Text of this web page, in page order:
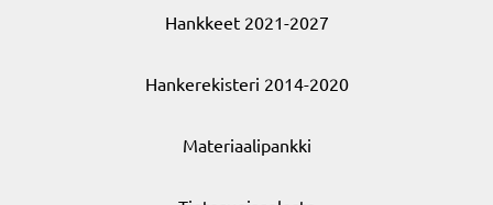
Hankkeet 2021-2027
Hankerekisteri 2014-2020
Materiaalipankki